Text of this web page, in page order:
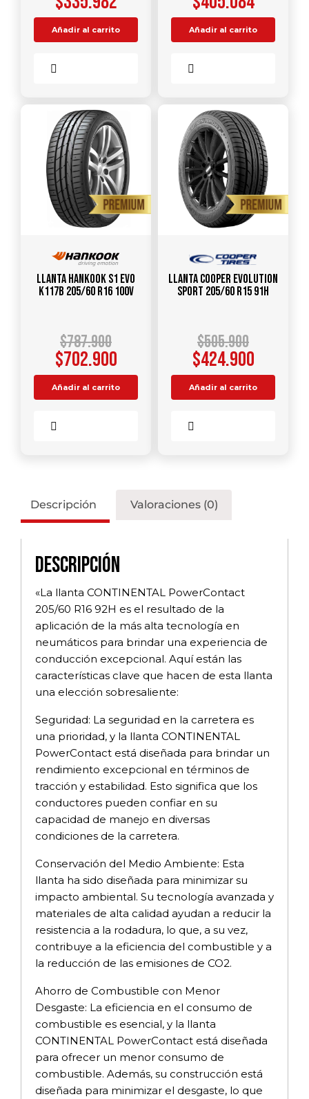
Añadir al carrito Añadir al carrito
Llanta HANKOOK S1 Evo
K117B 205/60 R16 100V
$787.900
$702.900
Añadir al carrito
Llanta COOPER Evolution
Sport 205/60 R15 91H
$505.900
$424.900
Añadir al carrito
Descripción Valoraciones (0)
Descripción
«La llanta CONTINENTAL PowerContact
205/60 R16 92H es el resultado de la
aplicación de la más alta tecnología en
neumáticos para brindar una experiencia de
conducción excepcional. Aquí están las
características clave que hacen de esta llanta
una elección sobresaliente:
Seguridad: La seguridad en la carretera es
una prioridad, y la llanta CONTINENTAL
PowerContact está diseñada para brindar un
rendimiento excepcional en términos de
tracción y estabilidad. Esto significa que los
conductores pueden confiar en su
capacidad de manejo en diversas
condiciones de la carretera.
Conservación del Medio Ambiente: Esta
llanta ha sido diseñada para minimizar su
impacto ambiental. Su tecnología avanzada y
materiales de alta calidad ayudan a reducir la
resistencia a la rodadura, lo que, a su vez,
contribuye a la eficiencia del combustible y a
la reducción de las emisiones de CO2.
Ahorro de Combustible con Menor
Desgaste: La eficiencia en el consumo de
combustible es esencial, y la llanta
CONTINENTAL PowerContact está diseñada
para ofrecer un menor consumo de
combustible. Además, su construcción está
diseñada para minimizar el desgaste, lo que